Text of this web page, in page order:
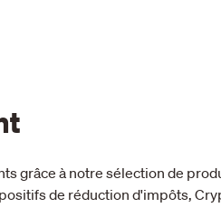
grâce à notre sélection de
de réduction d'impôts,